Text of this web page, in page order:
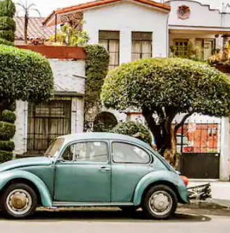
omhoog en omlaag, óf door te